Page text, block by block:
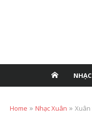
Home » Nhạc Xuân » Xuân